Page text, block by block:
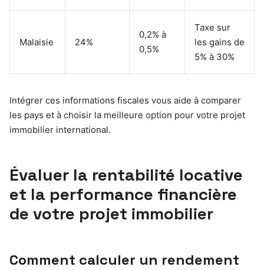
Malaisie 24%
0,2% à
0,5%
Taxe sur
les gains de
5% à 30%
Intégrer ces informations fiscales vous aide à comparer
les pays et à choisir la meilleure option pour votre projet
immobilier international.
Évaluer la rentabilité locative
et la performance financière
de votre projet immobilier
Comment calculer un rendement